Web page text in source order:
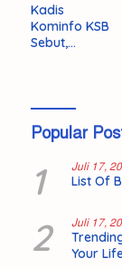
Kadis
Kominfo KSB
Sebut,
Popular
1 Juli 17,
List Of
2 Juli 17,
Your